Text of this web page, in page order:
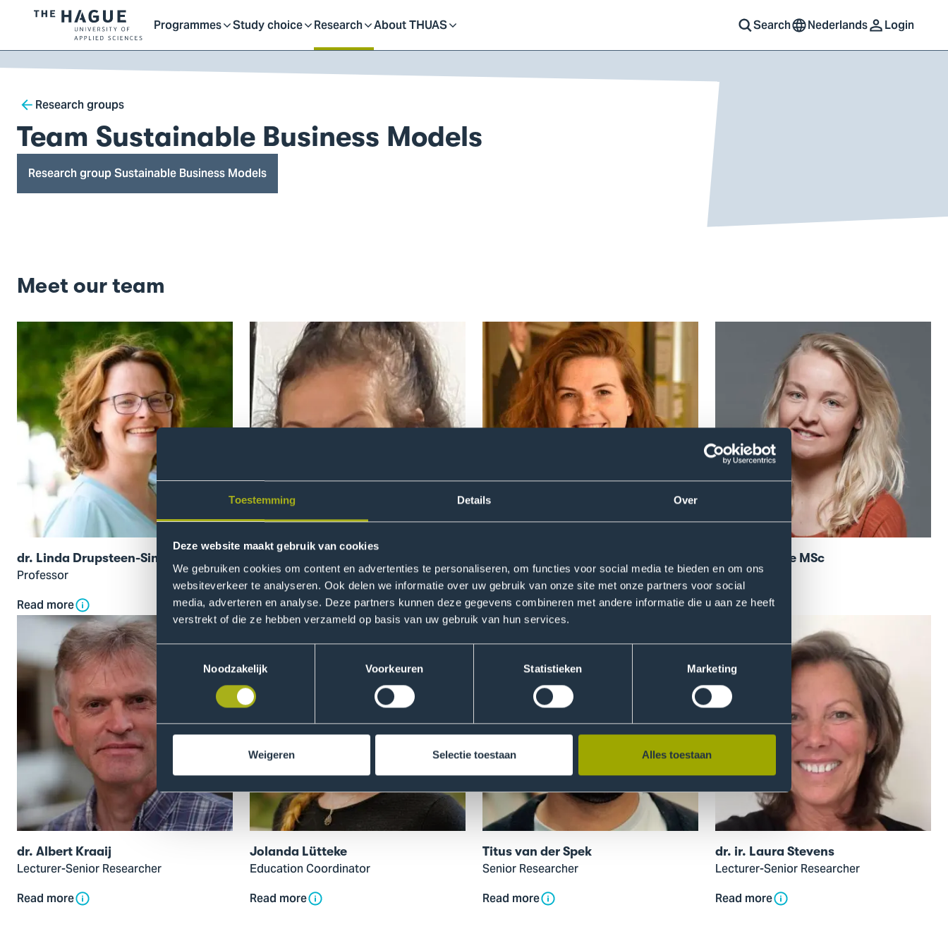
Toestemming Details Over
Deze website maakt gebruik van cookies
We gebruiken cookies om content en advertenties te personaliseren, om functies voor social media te bieden en om ons
websiteverkeer te analyseren. Ook delen we informatie over uw gebruik van onze site met onze partners voor social
media, adverteren en analyse. Deze partners kunnen deze gegevens combineren met andere informatie die u aan ze heeft
verstrekt of die ze hebben verzameld op basis van uw gebruik van hun services.
Noodzakelijk
Voorkeuren Statistieken Marketing
Weigeren Selectie toestaan Alles toestaan
to of
The
University
of
Applied
Sciences,
go
to
Programmes
Toggle
Study choice
Toggle
Research
Toggle
About THUAS
Toggle
Search
Nederlands Login
Breadcrumb
Research groups
Team Sustainable Business Models
Research group Sustainable Business Models
Meet our team
Open
modal
of
Linda
Drupsteen-
Sint
dr. Linda Drupsteen-Sint
Professor
Read more
Open
modal
of
drs
Rigtje
Bruinsma
Lecturer-Researcher
Read more
Open
modal
of
Agnes
Evangelista
Junior Researcher
Read more
Korte
MSc
Nina de Korte MSc
Researcher
Read more
Open
of
dr.
dr. Albert Kraaij
Lecturer-Senior Researcher
Read more
Open
modal
of
Jolanda
Lütteke
Jolanda Lütteke
Education Coordinator
Read more
Open
modal
Spek
Titus van der Spek
Senior Researcher
Read more
modal
of
dr.
Laura
Stevens
dr. ir. Laura Stevens
Lecturer-Senior Researcher
Read more